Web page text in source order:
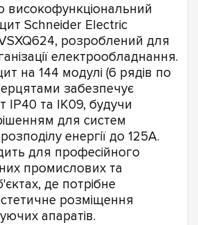
високофункціональний
Schneider Electric
розроблений для
електрообладнання.
на 144 модулі (6 рядів по
забезпечує
IP40 та IK09, будучи
для систем
енергії до 125А.
для професійного
промислових та
де потрібне
розміщення
апаратів.